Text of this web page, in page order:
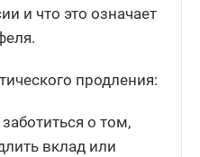
и что это означает
продления:
о том,
вклад или